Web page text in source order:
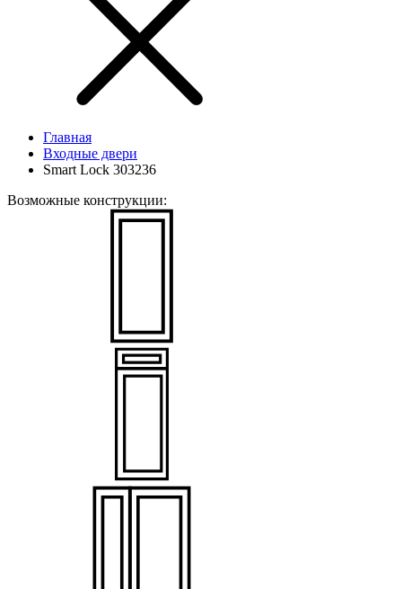
Главная
Входные двери
Smart Lock 303236
Возможные конструкции: